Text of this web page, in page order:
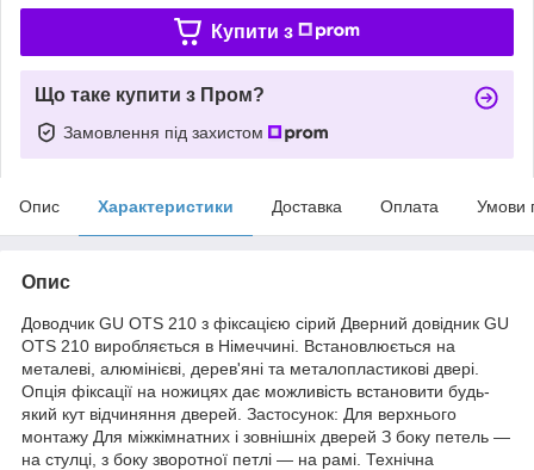
Купити з
Що таке купити з Пром?
Замовлення під захистом
Опис Характеристики Доставка Оплата Умови
Опис
Доводчик GU OTS 210 з фіксацією сірий Дверний довідник GU
OTS 210 виробляється в Німеччині. Встановлюється на
металеві, алюмінієві, дерев'яні та металопластикові двері.
Опція фіксації на ножицях дає можливість встановити будь-
який кут відчиняння дверей. Застосунок: Для верхнього
монтажу Для міжкімнатних і зовнішніх дверей З боку петель —
на стулці, з боку зворотної петлі — на рамі. Технічна